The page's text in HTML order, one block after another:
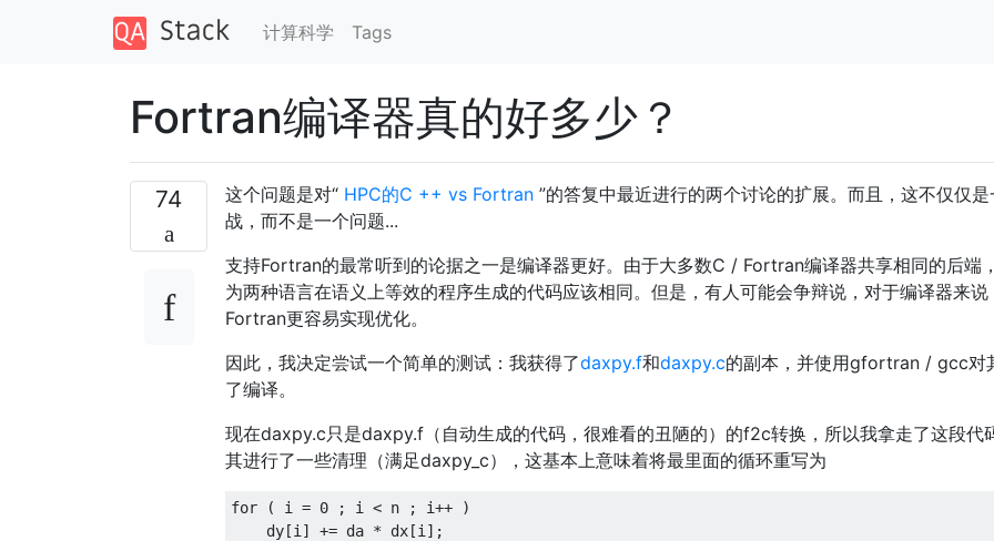
计算科学 Tags
Fortran编译器真的好多少？
74 这个问题是对“ HPC的C ++ vs Fortran ”的答复中最近进行的两个讨论的扩展。而且，这不仅仅
战，而不是一个问题...
支持Fortran的最常听到的论据之一是编译器更好。由于大多数C / Fortran编译器共享相同的后端
为两种语言在语义上等效的程序生成的代码应该相同。但是，有人可能会争辩说，对于编译器来
Fortran更容易实现优化。
因此，我决定尝试一个简单的测试：我获得了daxpy.f和daxpy.c的副本，并使用gfortran / gcc对
了编译。
现在daxpy.c只是daxpy.f（自动生成的代码，很难看的丑陋的）的f2c转换，所以我拿走了这段代
其进行了一些清理（满足daxpy_c），这基本上意味着将最里面的循环重写为
for ( i = 0 ; i < n ; i++
)
    dy
[i ] += da * dx[i ];